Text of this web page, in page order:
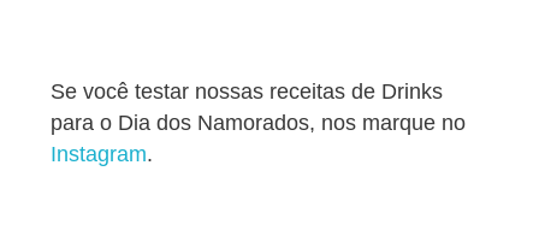
Se você testar nossas receitas de Drinks
para o Dia dos Namorados, nos marque no
Instagram.